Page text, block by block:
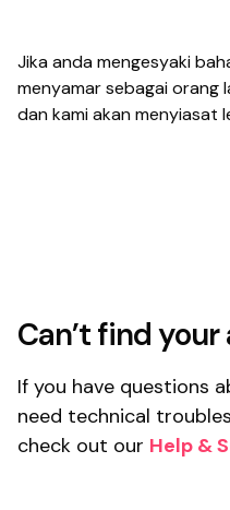
Jika anda mengesyaki
menyamar sebagai orang
dan kami akan menyiasat
Can’t find
If you have questions
need technical
check out our Help &